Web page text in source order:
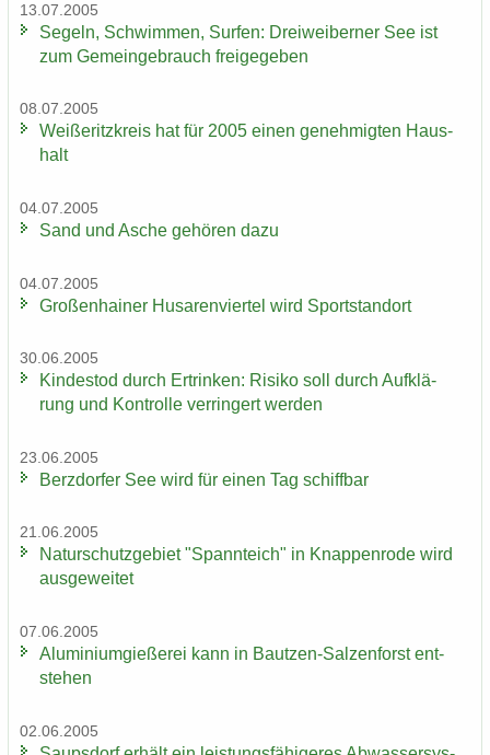
13.07.2005
Se­geln, Schwim­men, Sur­fen: Drei­wei­ber­ner See ist
zum Ge­mein­ge­brauch frei­ge­ge­ben
08.07.2005
Wei­ße­ritz­kreis hat für 2005 einen ge­neh­mig­ten Haus­
halt
04.07.2005
Sand und Asche ge­hö­ren dazu
04.07.2005
Gro­ßen­hai­ner Hu­sa­ren­vier­tel wird Sport­stand­ort
30.06.2005
Kin­des­tod durch Er­trin­ken: Ri­si­ko soll durch Auf­klä­
rung und Kon­trol­le ver­rin­gert wer­den
23.06.2005
Berz­dor­fer See wird für einen Tag schiff­bar
21.06.2005
Na­tur­schutz­ge­biet "Spann­teich" in Knap­pen­ro­de wird
aus­ge­wei­tet
07.06.2005
Alu­mi­ni­um­gie­ße­rei kann in Bautzen-​Salzenforst ent­
ste­hen
02.06.2005